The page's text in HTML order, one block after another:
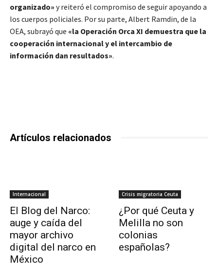
organizado» y reiteró el compromiso de seguir apoyando a
los cuerpos policiales. Por su parte, Albert Ramdin, de la
OEA, subrayó que «la Operación Orca XI demuestra que la
cooperación internacional y el intercambio de
información dan resultados».
Artículos relacionados
Internacional
El Blog del Narco:
auge y caída del
mayor archivo
digital del narco en
México
Crisis migratoria Ceuta
¿Por qué Ceuta y
Melilla no son
colonias
españolas?